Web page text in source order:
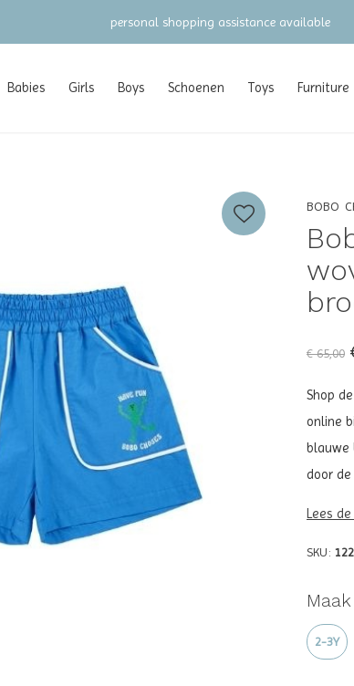
Babies Girls Boys Schoenen Toys Furniture
gratis verzending vanaf €100 (NL/BE/DE)
BOBO
€ 65,00
Shop
online
blauwe
door
Lees
SKU:
2-3Y